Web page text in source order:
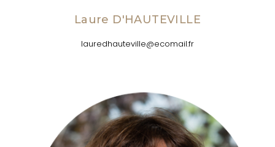
Laure D'HAUTEVILLE
lauredhauteville@ecomail.fr